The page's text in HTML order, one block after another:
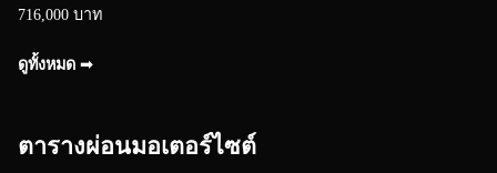
716,000 บาท
ดูทั้งหมด ➟
ตารางผ่อนมอเตอร์ไซต์